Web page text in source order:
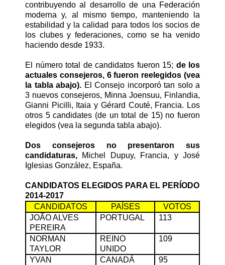
contribuyendo al desarrollo de una Federación
moderna y, al mismo tiempo, manteniendo la
estabilidad y la calidad para todos los socios de
los clubes y federaciones, como se ha venido
haciendo desde 1933.
El número total de candidatos fueron 15; de los
actuales consejeros, 6 fueron reelegidos (vea
la tabla abajo). El Consejo incorporó tan solo a
3 nuevos consejeros, Minna Joensuu, Finlandia,
Gianni Picilli, Itaia y Gérard Couté, Francia. Los
otros 5 candidates (de un total de 15) no fueron
elegidos (vea la segunda tabla abajo).
Dos consejeros no presentaron sus
candidaturas, Michel Dupuy, Francia, y José
Iglesias González, España.
CANDIDATOS ELEGIDOS PARA EL PERÍODO
2014-2017
CANDIDATOS
PAÍSES
VOTOS
JOÃO ALVES
PEREIRA
PORTUGAL 113
NORMAN
TAYLOR
REINO
UNIDO
109
YVAN
CANADÁ 95